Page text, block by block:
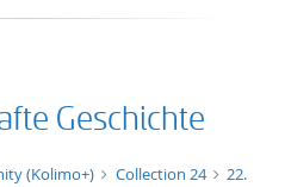
Geschichte
(Kolimo+) Collection 24
22.